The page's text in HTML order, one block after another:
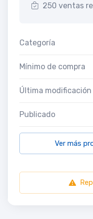
250 ventas
Categoría
Mínimo de compra
Última modificación
Publicado
Ver más